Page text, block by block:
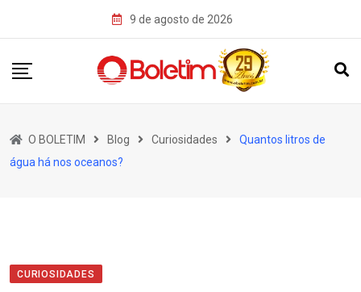
9 de agosto de 2026
O BOLETIM Blog Curiosidades
Quantos litros de
água há nos oceanos?
CURIOSIDADES